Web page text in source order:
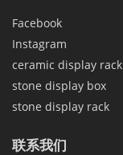
Facebook
Instagram
ceramic display rack
stone display box
stone display rack
联系我们